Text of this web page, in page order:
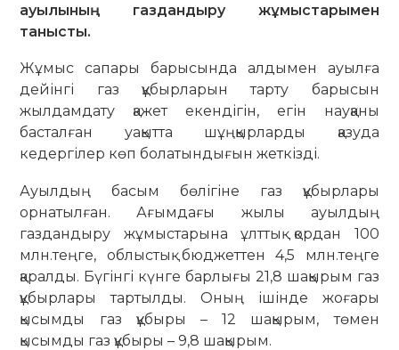
ауылының газдандыру жұмыстарымен
танысты.
Жұмыс сапары барысында алдымен ауылға
дейінгі газ құбырларын тарту барысын
жылдамдату қажет екендігін, егін науқаны
басталған уақытта шұңқырларды қазуда
кедергілер көп болатындығын жеткізді.
Ауылдың басым бөлігіне газ құбырлары
орнатылған. Ағымдағы жылы ауылдың
газдандыру жұмыстарына ұлттық қордан 100
млн.теңге, облыстық бюджеттен 4,5 млн.теңге
қаралды. Бүгінгі күнге барлығы 21,8 шақырым газ
құбырлары тартылды. Оның ішінде жоғары
қысымды газ құбыры – 12 шақырым, төмен
қысымды газ құбыры – 9,8 шақырым.